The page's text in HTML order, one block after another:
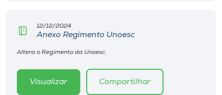
Museu
Store
12/12/2024
Anexo Regimento Unoesc
Altera o Regimento da Unoesc.
Visualizar Compartilhar